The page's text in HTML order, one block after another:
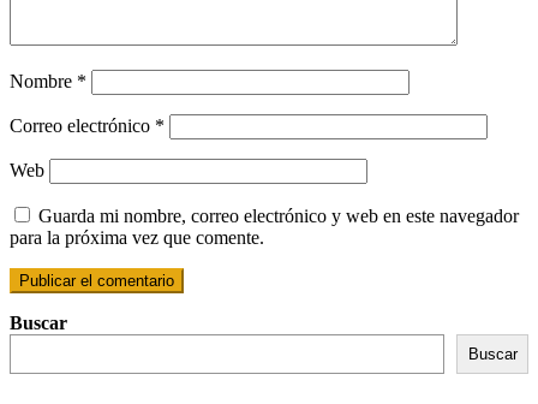
Nombre *
Correo electrónico *
Web
Guarda mi nombre, correo electrónico y web en este navegador
para la próxima vez que comente.
Buscar
Buscar